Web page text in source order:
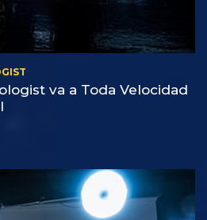
va a Toda Velocidad